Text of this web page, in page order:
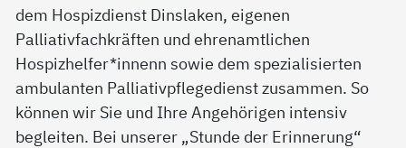
dem Hospizdienst Dinslaken, eigenen
Palliativfachkräften und ehrenamtlichen
Hospizhelfer*innenn sowie dem spezialisierten
ambulanten Palliativpflegedienst zusammen. So
können wir Sie und Ihre Angehörigen intensiv
begleiten. Bei unserer „Stunde der Erinnerung“